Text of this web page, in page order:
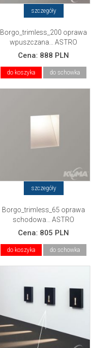
szczegóły
Borgo_trimless_200 oprawa
wpuszczana... ASTRO
Cena: 888 PLN
do koszyka do schowka
szczegóły
Borgo_trimless_65 oprawa
schodowa... ASTRO
Cena: 805 PLN
do koszyka do schowka